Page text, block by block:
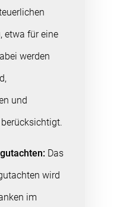
etwa für eine
werden
und
Das
wird
im